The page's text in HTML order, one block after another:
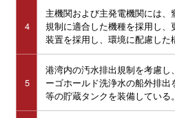
4
主機関および主発電機関には
規制に適合した機種を採用し
装置を採用し、環境に配慮した
5
港湾内の汚水排出規制を考慮し
ーゴホールド洗浄水の船外排
等の貯蔵タンクを装備している。